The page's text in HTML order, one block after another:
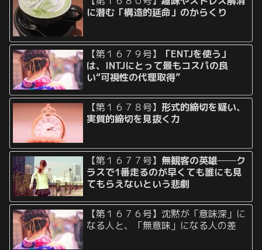
に潜む「構造的延命」のからくり
【第１６７９号】
「ENTJを使う」
は、INTJにとって最もコスパの良
い“可視性の代理取得”
【第１６７８号】形式的締切を疑い、
実質的締切を見抜く力
【第１６７７号】 無観客の英雄──ク
ラスで1番走るのが早くても誰にも見
てもらえないという悲劇
【第１６７６号】沈黙が「意味深」に
なる人と、「無意味」になる人の差